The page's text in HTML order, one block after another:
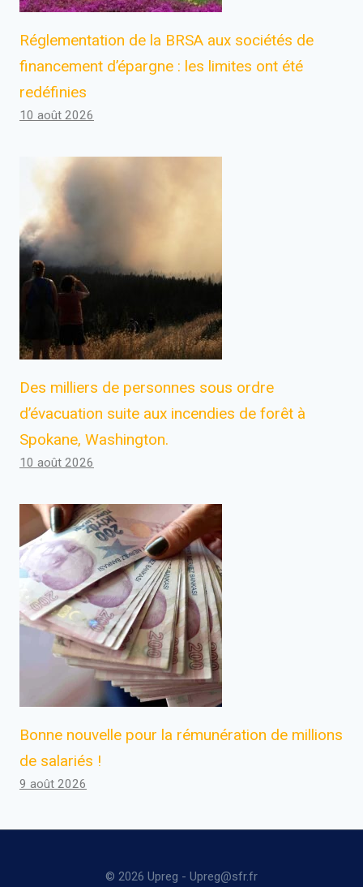
Réglementation de la BRSA aux sociétés de
financement d’épargne : les limites ont été
redéfinies
10 août 2026
Des milliers de personnes sous ordre
d’évacuation suite aux incendies de forêt à
Spokane, Washington.
10 août 2026
Bonne nouvelle pour la rémunération de millions
de salariés !
9 août 2026
© 2026 Upreg - Upreg@sfr.fr